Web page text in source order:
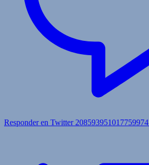
Responder en Twitter